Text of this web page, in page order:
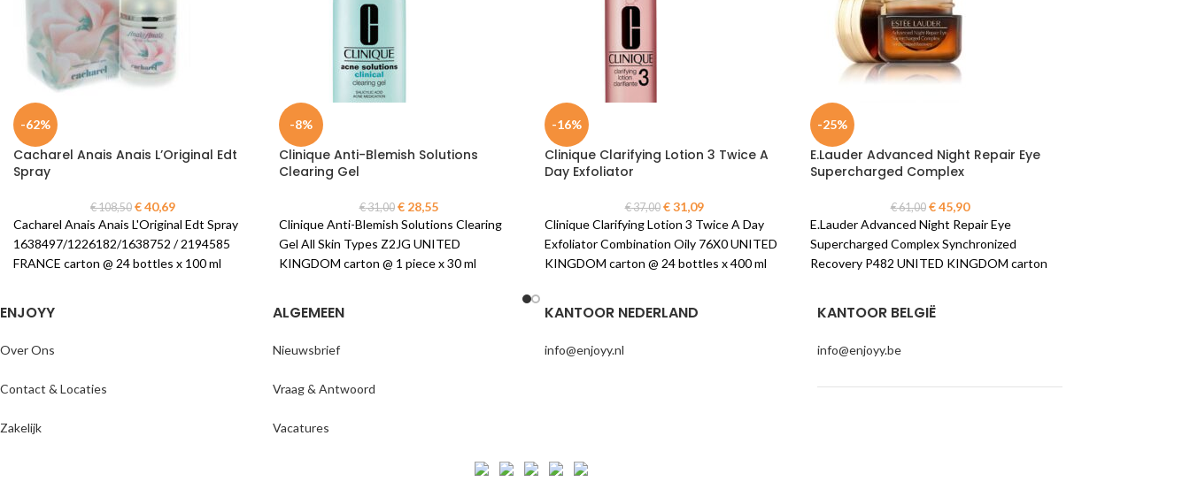
-62%
Cacharel Anais Anais L’Original Edt
Spray
€108,50 €40,69
Cacharel Anais Anais L'Original Edt Spray
1638497/1226182/1638752 / 2194585
FRANCE carton @ 24 bottles x 100 ml
-8%
Clinique Anti-Blemish Solutions
Clearing Gel
€31,00 €28,55
Clinique Anti-Blemish Solutions Clearing
Gel All Skin Types Z2JG UNITED
KINGDOM carton @ 1 piece x 30 ml
-16%
Clinique Clarifying Lotion 3 Twice A
Day Exfoliator
€37,00 €31,09
Clinique Clarifying Lotion 3 Twice A Day
Exfoliator Combination Oily 76X0 UNITED
KINGDOM carton @ 24 bottles x 400 ml
-25%
E.Lauder Advanced Night Repair Eye
Supercharged Complex
€61,00 €45,90
E.Lauder Advanced Night Repair Eye
Supercharged Complex Synchronized
Recovery P482 UNITED KINGDOM carton
ENJOYY
Over Ons
Contact & Locaties
Zakelijk
ALGEMEEN
Nieuwsbrief
Vraag & Antwoord
Vacatures
KANTOOR NEDERLAND
info@enjoyy.nl
KANTOOR BELGIË
info@enjoyy.be